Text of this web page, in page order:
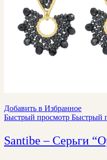
Добавить в Избранное
Быстрый просмотр Быстрый
Santibe – Серьги